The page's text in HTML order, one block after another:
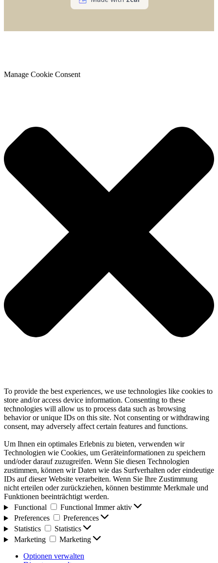
Manage Cookie Consent
To provide the best experiences, we use technologies like cookies to
store and/or access device information. Consenting to these
technologies will allow us to process data such as browsing
behavior or unique IDs on this site. Not consenting or withdrawing
consent, may adversely affect certain features and functions.
Um Ihnen ein optimales Erlebnis zu bieten, verwenden wir
Technologien wie Cookies, um Geräteinformationen zu speichern
und/oder darauf zuzugreifen. Wenn Sie diesen Technologien
zustimmen, können wir Daten wie das Surfverhalten oder eindeutige
IDs auf dieser Website verarbeiten. Wenn Sie Ihre Zustimmung
nicht erteilen oder zurückziehen, können bestimmte Merkmale und
Funktionen beeinträchtigt werden.
Functional
Functional Immer aktiv
Preferences
Preferences
Statistics
Statistics
Marketing
Marketing
Optionen verwalten